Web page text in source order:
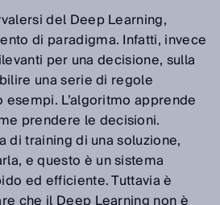
del Deep Learning,
di paradigma. Infatti, invece
per una decisione, sulla
una serie di regole
L’algoritmo apprende
prendere le decisioni.
di training di una soluzione,
e questo è un sistema
ed efficiente. Tuttavia è